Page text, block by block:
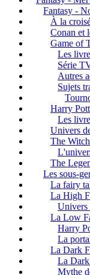
Fantasy -
À la
Conan et
Game of
Les
Série
Autres
Sujets
Harry
Les
Univers
The
The
Les sous-
La fairy
La High
Univers
La Low
Harry
La
La Dark
La Dark
Mythe